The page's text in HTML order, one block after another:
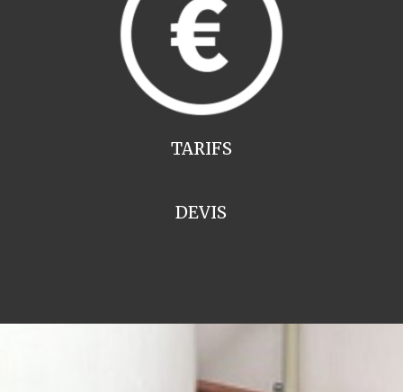
TARIFS
DEVIS